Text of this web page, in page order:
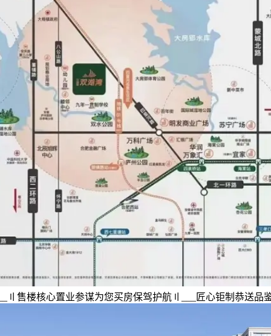
〢售楼核心置业参谋为您买房保驾护航〢___匠心钜制恭送品